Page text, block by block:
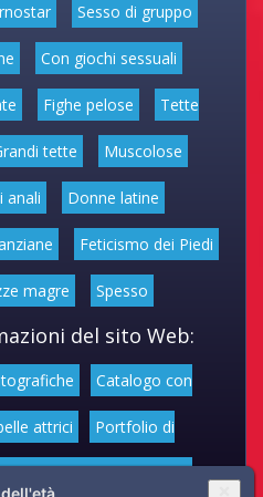
Sesso di gruppo
Con giochi sessuali
Fighe pelose Tette
tette Muscolose
anali Donne latine
Feticismo dei Piedi
magre Spesso
del sito Web:
Catalogo con
attrici Portfolio di
star dello sport